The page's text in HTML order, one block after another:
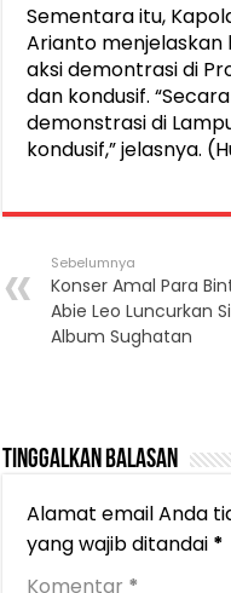
Sementara itu,
Arianto
aksi demontrasi di
dan kondusif.
demonstrasi di
kondusif,” jelasnya.
Sebelumnya
Konser Amal Para
Abie Leo Luncurkan
Album Sughatan
Tinggalkan Balasan
Alamat email Anda
yang wajib ditandai *
Komentar *